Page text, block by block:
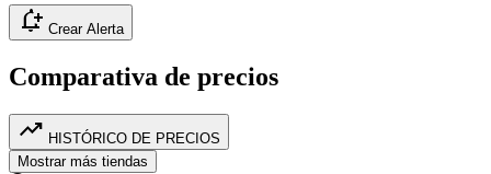
notification_add Crear Alerta
Comparativa de precios
trending_up HISTÓRICO DE PRECIOS
Mostrar más tiendas